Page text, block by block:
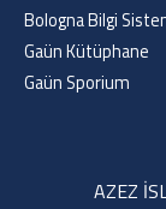
Bologna Bilgi
Gaün Kütüphane
Gaün Sporium
AZEZ